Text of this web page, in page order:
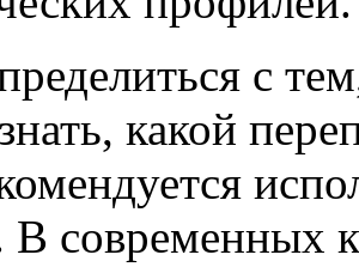
с
какой
В современных